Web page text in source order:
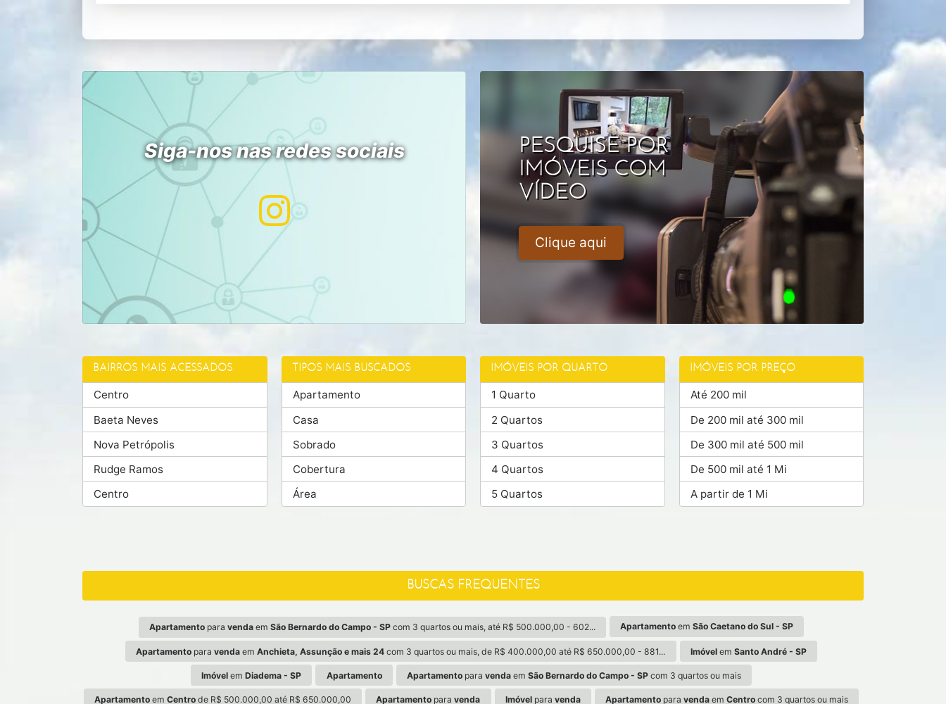
Siga-nos nas redes sociais
PESQUISE POR
IMÓVEIS COM
VÍDEO
Clique aqui
BAIRROS MAIS ACESSADOS
Centro
Baeta Neves
Nova Petrópolis
Rudge Ramos
Centro
TIPOS MAIS BUSCADOS
Apartamento
Casa
Sobrado
Cobertura
Área
IMÓVEIS POR QUARTO
1 Quarto
2 Quartos
3 Quartos
4 Quartos
5 Quartos
IMÓVEIS POR PREÇO
Até 200 mil
De 200 mil até 300 mil
De 300 mil até 500 mil
De 500 mil até 1 Mi
A partir de 1 Mi
BUSCAS FREQUENTES
Apartamentopara vendaem São Bernardo do Campo - SPcom 3 quartos ou mais, até R$ 500.000,00 - 602... Apartamento emSão Caetano do Sul - SP
Apartamento paravenda emAnchieta, Assunção e mais 24 com 3 quartos ou mais, de R$ 400.000,00 até R$ 650.000,00 - 881... Imóvelem Santo André - SP
Imóvel emDiadema - SP Apartamento Apartamentopara vendaem São Bernardo do Campo - SPcom 3 quartos ou mais
Apartamentoem Centrode R$ 500.000,00 até R$ 650.000,00 Apartamento paravenda Imóvelpara venda Apartamento paravenda emCentro com 3 quartos ou mais